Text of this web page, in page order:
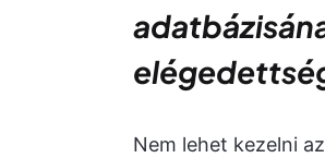
Nem lehet kezelni